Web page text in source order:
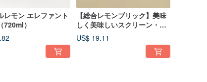
レモン エレファント
720ml）
【総合レモンブリック】美味
しく美味しいスクリーン・飲
むギフトボックス
US$ 19.11